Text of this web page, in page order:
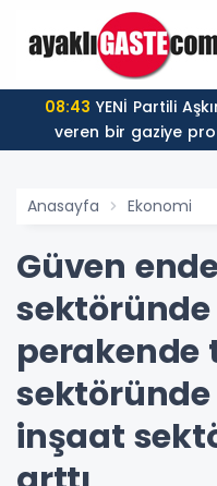
08:43
veren bir gaziye
düzenin adı
Anasayfa Ekonomi
Güven
sektöründe
perakende
sektöründe
inşaat